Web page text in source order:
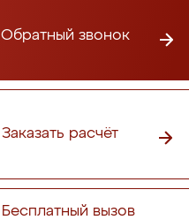
Обратный звонок
Заказать расчёт
Бесплатный вызов